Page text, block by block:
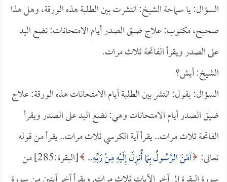
السؤال: يا سماحة الشيخ: انتشرت بين الطلبة هذه الورقة، وهل هذا
صحيح، مكتوب: علاج ضيق الصدر أيام الامتحانات: نضع اليد
على الصدر ويقرأ الفاتحة ثلاث مرات.
الشيخ: أيش؟
السؤال: يقول: انتشر بين الطلبة أيام الامتحانات هذه الورقة: علاج
ضيق الصدر أيام الامتحانات وهي: نضع اليد على الصدر ويقرأ
الفاتحة ثلاث مرات.. يقرأ آية الكرسي ثلاث مرات.. يقرأ من قوله
تعالى: آمَنَ الرَّسُولُ بِمَا أُنزِلَ إِلَيْهِ مِنْ رَبِّهِ..
[البقرة:285] من